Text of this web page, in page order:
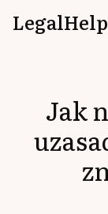
LegalHelp
Jak